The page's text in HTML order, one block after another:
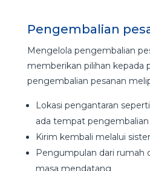
Pengembalian
Mengelola pengembalian
memberikan pilihan kepada
pengembalian pesanan
Lokasi pengantaran
ada tempat
Kirim kembali melalui
Pengumpulan dari rumah
masa mendatang